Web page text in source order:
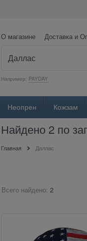
О магазине Доставка и
Например: PAYDAY
Неопрен Кожзам
Найдено 2 по
Главная Даллас
Всего найдено: 2